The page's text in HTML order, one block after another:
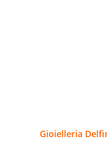
Gioielleria